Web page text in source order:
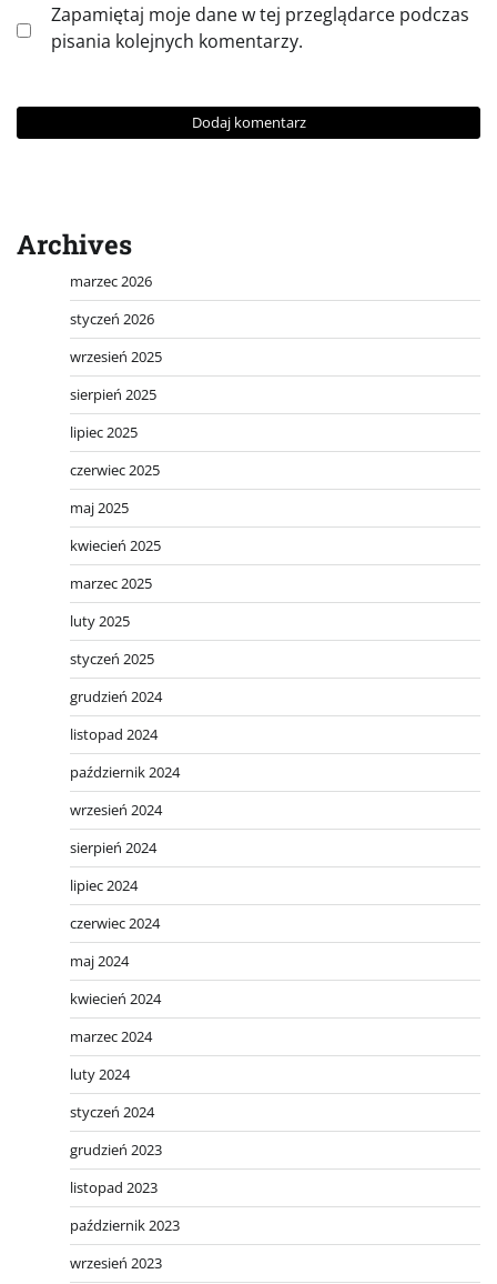
Zapamiętaj moje dane w tej przeglądarce podczas
pisania kolejnych komentarzy.
Archives
marzec 2026
styczeń 2026
wrzesień 2025
sierpień 2025
lipiec 2025
czerwiec 2025
maj 2025
kwiecień 2025
marzec 2025
luty 2025
styczeń 2025
grudzień 2024
listopad 2024
październik 2024
wrzesień 2024
sierpień 2024
lipiec 2024
czerwiec 2024
maj 2024
kwiecień 2024
marzec 2024
luty 2024
styczeń 2024
grudzień 2023
listopad 2023
październik 2023
wrzesień 2023